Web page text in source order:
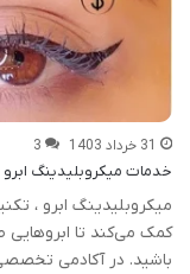
31 خرداد 1403 3
خدمات میکروبلیدینگ
میکروبلیدینگ ابرو ،
کمک می‌کند تا ابروهایی
باشید. در آکادمی تخصصی